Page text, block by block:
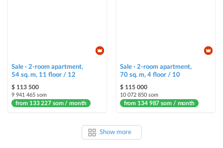
Sale · 2-room apartment,
54 sq. m, 11 floor / 12
$ 113 500
9 941 465 som
from 133 227 som / month
Sale · 2-room apartment,
70 sq. m, 4 floor / 10
$ 115 000
10 072 850 som
from 134 987 som / month
Show more